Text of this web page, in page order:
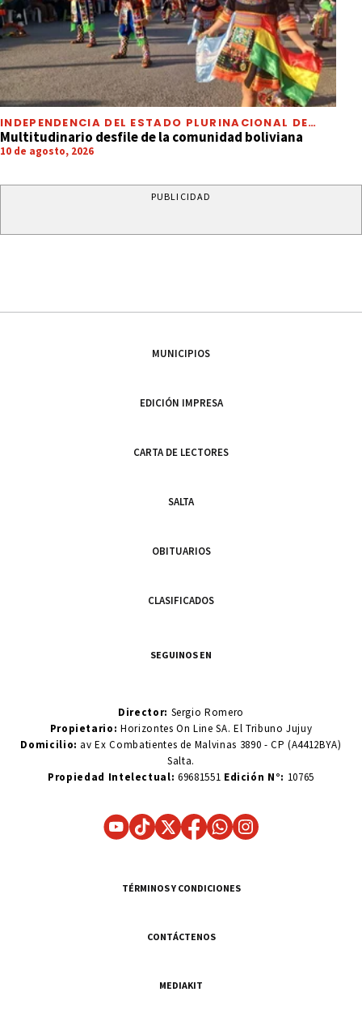
INDEPENDENCIA DEL ESTADO PLURINACIONAL DE
BOLIVIA
Multitudinario desfile de la comunidad boliviana
10 de agosto, 2026
PUBLICIDAD
MUNICIPIOS
EDICIÓN IMPRESA
CARTA DE LECTORES
SALTA
OBITUARIOS
CLASIFICADOS
SEGUINOS EN
Director: Sergio Romero
Propietario:Horizontes On Line SA. El Tribuno Jujuy
Domicilio: av Ex Combatientes de Malvinas 3890 - CP (A4412BYA)
Salta.
Propiedad Intelectual: 69681551 Edición N°: 10765
TÉRMINOS Y CONDICIONES
CONTÁCTENOS
MEDIAKIT